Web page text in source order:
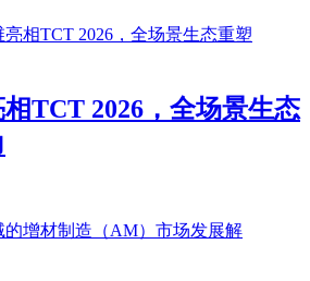
TCT 2026，全场景生态